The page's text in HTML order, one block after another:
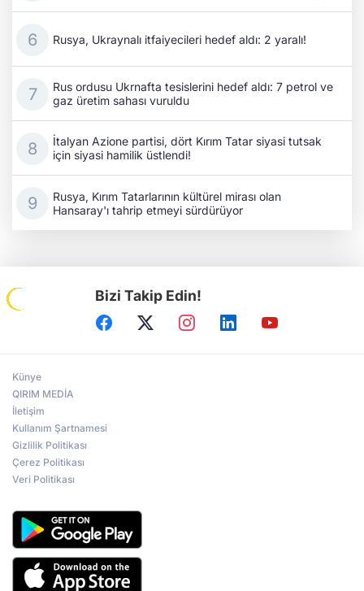
Rusya, Ukraynalı itfaiyecileri hedef aldı: 2 yaralı!
Rus ordusu Ukrnafta tesislerini hedef aldı: 7 petrol ve
gaz üretim sahası vuruldu
İtalyan Azione partisi, dört Kırım Tatar siyasi tutsak
için siyasi hamilik üstlendi!
Rusya, Kırım Tatarlarının kültürel mirası olan
Hansaray'ı tahrip etmeyi sürdürüyor
Bizi Takip Edin!
Künye
QIRIM MEDİA
İletişim
Kullanım Şartnamesi
Gizlilik Politikası
Çerez Politikası
Veri Politikası